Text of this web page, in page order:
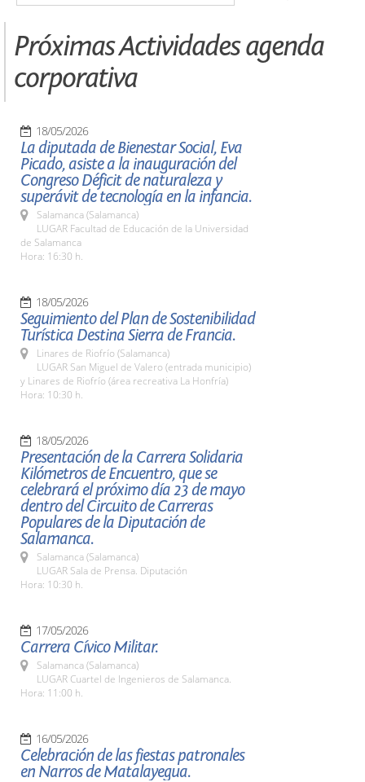
Próximas Actividades agenda
corporativa
18/05/2026
La diputada de Bienestar Social, Eva
Picado, asiste a la inauguración del
Congreso Déficit de naturaleza y
superávit de tecnología en la infancia.
Salamanca (Salamanca)
LUGAR Facultad de Educación de la Universidad
de Salamanca
Hora: 16:30 h.
18/05/2026
Seguimiento del Plan de Sostenibilidad
Turística Destina Sierra de Francia.
Linares de Riofrío (Salamanca)
LUGAR San Miguel de Valero (entrada municipio)
y Linares de Riofrío (área recreativa La Honfría)
Hora: 10:30 h.
18/05/2026
Presentación de la Carrera Solidaria
Kilómetros de Encuentro, que se
celebrará el próximo día 23 de mayo
dentro del Circuito de Carreras
Populares de la Diputación de
Salamanca.
Salamanca (Salamanca)
LUGAR Sala de Prensa. Diputación
Hora: 10:30 h.
17/05/2026
Carrera Cívico Militar.
Salamanca (Salamanca)
LUGAR Cuartel de Ingenieros de Salamanca.
Hora: 11:00 h.
16/05/2026
Celebración de las fiestas patronales
en Narros de Matalayegua.